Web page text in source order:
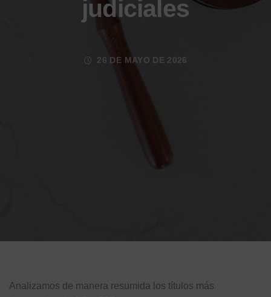
judiciales
26 DE MAYO DE 2026
Analizamos de manera resumida los títulos más